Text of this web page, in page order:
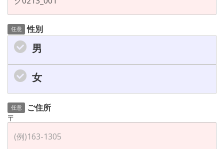
任意 性別
男
女
任意
ご住所
〒